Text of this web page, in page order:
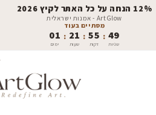
12% הנחה על כל האתר לקיץ 2026
ArtGlow - אמנות ישראלית
מסתיים בעוד
01
ימים
: 21
שעות
: 55
דקות
: 48
שניות